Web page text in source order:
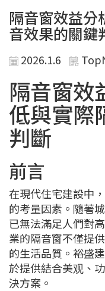
隔音窗效益分
音效果的關鍵
2026.1.6
隔音窗效
低與實際
判斷
前言
在現代住宅建設中
的考量因素。隨著
已無法滿足人們對
業的隔音窗不僅提
的生活品質。裕盛
於提供結合美观、
決方案。